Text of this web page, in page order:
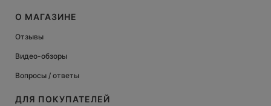
О МАГАЗИНЕ
Отзывы
Видео-обзоры
Вопросы / ответы
ДЛЯ ПОКУПАТЕЛЕЙ